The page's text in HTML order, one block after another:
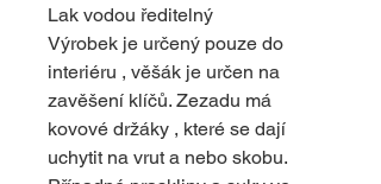
Lak vodou ředitelný
Výrobek je určený pouze do
interiéru , věšák je určen na
zavěšení klíčů. Zezadu má
kovové držáky , které se dají
uchytit na vrut a nebo skobu.